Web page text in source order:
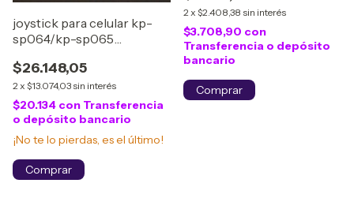
joystick para celular kp-
sp064/kp-sp065
pc/notebook)
$26.148,05
2 x $13.074,03 sin interés
$20.134 con Transferencia
o depósito bancario
¡No te lo pierdas, es el último!
2 x $2.408,38 sin interés
$3.708,90 con
Transferencia o depósito
bancario